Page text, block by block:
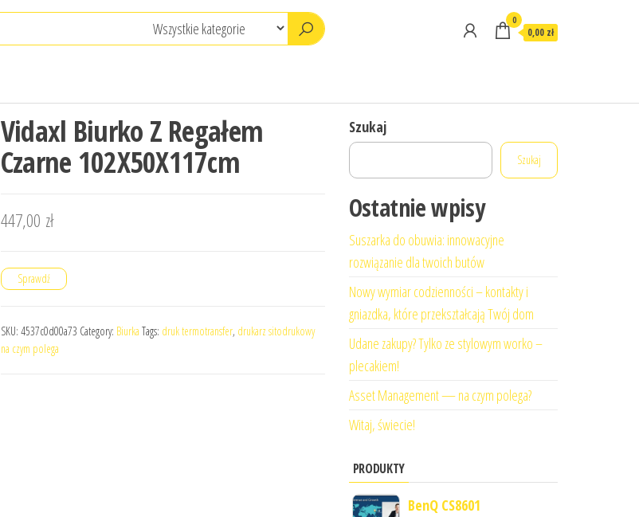
0
0,00 zł
Vidaxl Biurko Z Regałem
Czarne 102X50X117cm
447,00 zł
Sprawdź
SKU: 4537c0d00a73 Category: Biurka Tags: druk termotransfer, drukarz sitodrukowy
na czym polega
Szukaj
Szukaj
Ostatnie wpisy
Suszarka do obuwia: innowacyjne
rozwiązanie dla twoich butów
Nowy wymiar codzienności – kontakty i
gniazdka, które przekształcają Twój dom
Udane zakupy? Tylko ze stylowym worko –
plecakiem!
Asset Management — na czym polega?
Witaj, świecie!
PRODUKTY
BenQ CS8601